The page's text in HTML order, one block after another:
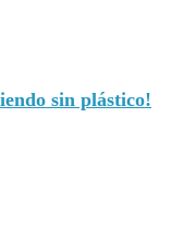
sin plástico!